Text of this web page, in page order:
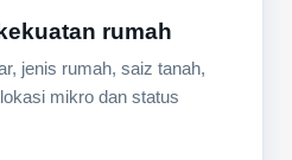
rumah
jenis rumah, saiz tanah,
mikro dan status